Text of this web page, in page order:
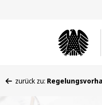
befinden
zurück zu: